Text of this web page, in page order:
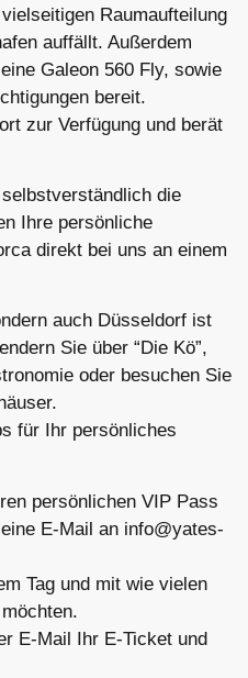
Raumaufteilung
auffällt. Außerdem
Galeon 560 Fly, sowie
bereit.
zur Verfügung und berät
die
Ihre persönliche
direkt bei uns an einem
auch Düsseldorf ist
Sie über “Die Kö”,
oder besuchen Sie
für Ihr persönliches
persönlichen VIP Pass
E-Mail an info@yates-
Tag und mit wie vielen
E-Mail Ihr E-Ticket und